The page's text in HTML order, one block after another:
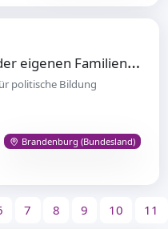
D
er Nationalsozialismus in der eigenen Familiengeschichte
politische Bildung
Brandenburg (Bundesland)
7 8 9 10 11